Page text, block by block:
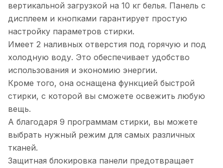
вертикальной загрузкой на 10 кг белья. Панель с
дисплеем и кнопками гарантирует простую
настройку параметров стирки.
Имеет 2 наливных отверстия под горячую и под
холодную воду. Это обеспечивает удобство
использования и экономию энергии.
Кроме того, она оснащена функцией быстрой
стирки, с которой вы сможете освежить любую
вещь.
А благодаря 9 программам стирки, вы можете
выбрать нужный режим для самых различных
тканей.
Защитная блокировка панели предотвращает